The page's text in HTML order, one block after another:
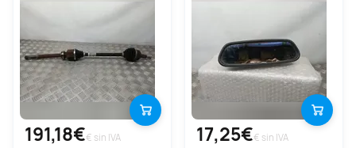
191,18€€ sin IVA 17,25€€ sin IVA